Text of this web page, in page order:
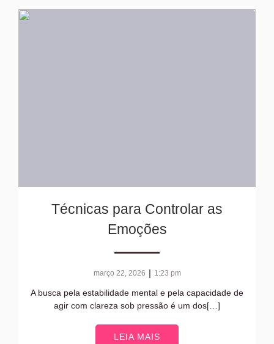
Técnicas para Controlar as
Emoções
março 22, 2026 | 1:23 pm
A busca pela estabilidade mental e pela capacidade de
agir com clareza sob pressão é um dos[…]
LEIA MAIS